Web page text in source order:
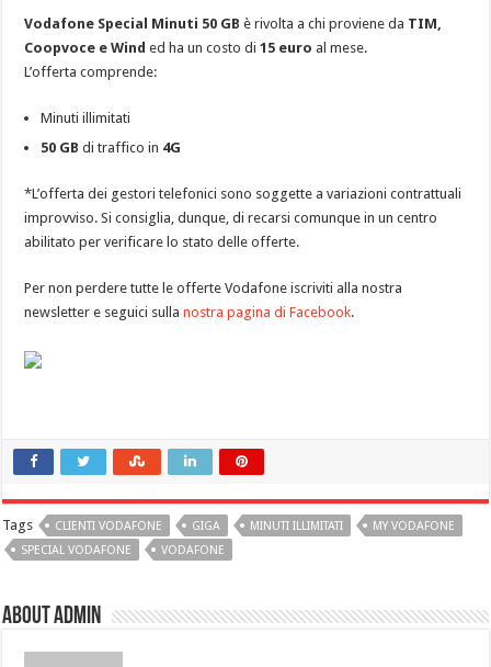
Vodafone Special Minuti 50 GB è rivolta a chi proviene da TIM,
Coopvoce e Wind ed ha un costo di15 euro al mese.
L’offerta comprende:
Minuti illimitati
50 GB di traffico in 4G
*L’offerta dei gestori telefonici sono soggette a variazioni contrattuali
improvviso. Si consiglia, dunque, di recarsi comunque in un centro
abilitato per verificare lo stato delle offerte.
Per non perdere tutte le offerte Vodafone iscriviti alla nostra
newsletter e seguici sullanostra pagina di Facebook.
Tags CLIENTI VODAFONE GIGA MINUTI ILLIMITATI
MY VODAFONE
SPECIAL VODAFONE
VODAFONE
About admin